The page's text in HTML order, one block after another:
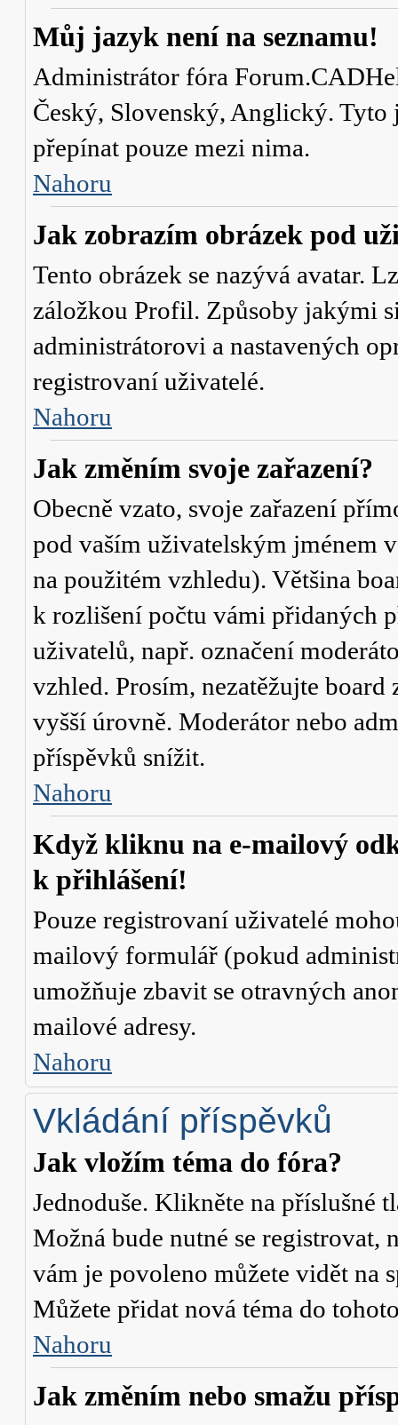
Můj jazyk není na seznamu!
Administrátor fóra
Český, Slovenský, Anglický.
přepínat pouze mezi nima.
Nahoru
Jak zobrazím obrázek pod
Tento obrázek se nazývá avatar.
záložkou Profil. Způsoby jakými
administrátorovi a nastavených
registrovaní uživatelé.
Nahoru
Jak změním svoje zařazení?
Obecně vzato, svoje zařazení
pod vaším uživatelským jménem
na použitém vzhledu). Většina
k rozlišení počtu vámi přidaných
uživatelů, např. označení
vzhled. Prosím, nezatěžujte
vyšší úrovně. Moderátor nebo
příspěvků snížit.
Nahoru
Když kliknu na e-mailový
k přihlášení!
Pouze registrovaní uživatelé
mailový formulář (pokud
umožňuje zbavit se otravných
mailové adresy.
Nahoru
Vkládání příspěvků
Jak vložím téma do fóra?
Jednoduše. Klikněte na příslušné
Možná bude nutné se registrovat,
vám je povoleno můžete vidět na
Můžete přidat nová téma do
Nahoru
Jak změním nebo smažu